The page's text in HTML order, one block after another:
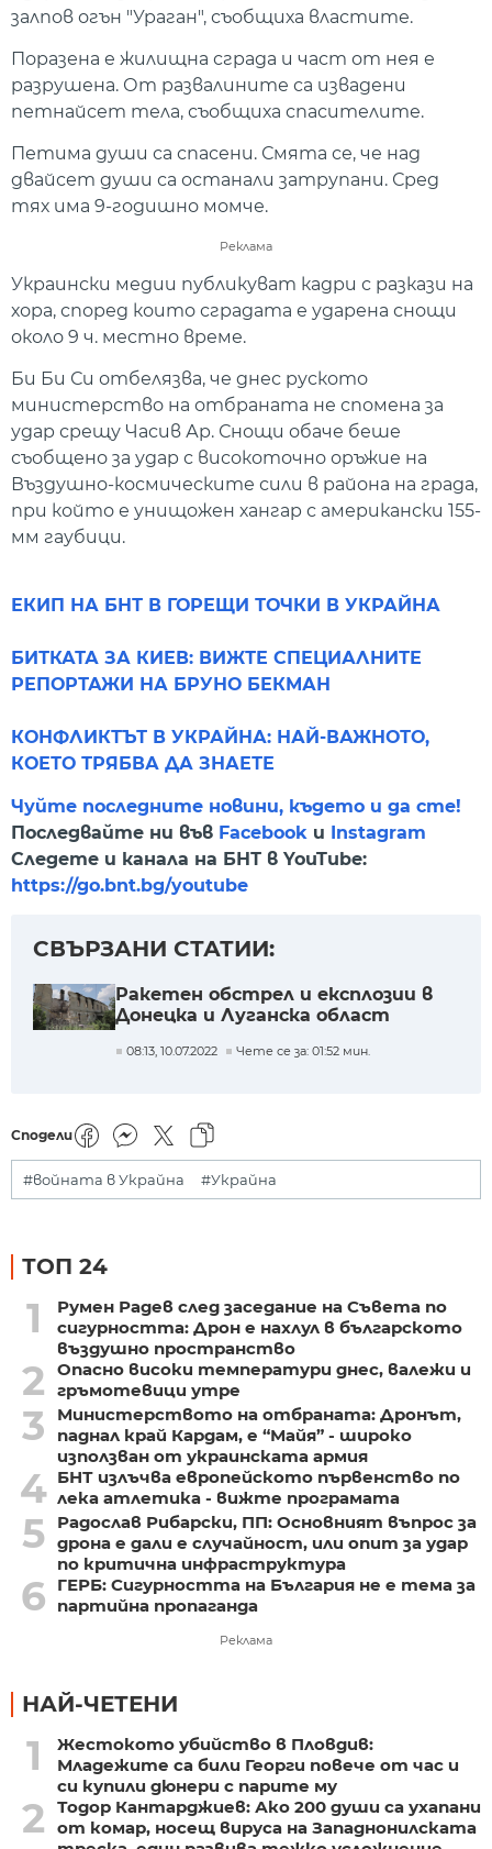
залпов огън "Ураган", съобщиха властите.
Поразена е жилищна сграда и част от нея е
разрушена. От развалините са извадени
петнайсет тела, съобщиха спасителите.
Петима души са спасени. Смята се, че над
двайсет души са останали затрупани. Сред
тях има 9-годишно момче.
Реклама
Украински медии публикуват кадри с разкази на
хора, според които сградата е ударена снощи
около 9 ч. местно време.
Би Би Си отбелязва, че днес руското
министерство на отбраната не спомена за
удар срещу Часив Ар. Снощи обаче беше
съобщено за удар с високоточно оръжие на
Въздушно-космическите сили в района на града,
при който е унищожен хангар с американски 155-
мм гаубици.
ЕКИП НА БНТ В ГОРЕЩИ ТОЧКИ В УКРАЙНА
БИТКАТА ЗА КИЕВ: ВИЖТЕ СПЕЦИАЛНИТЕ
РЕПОРТАЖИ НА БРУНО БЕКМАН
КОНФЛИКТЪТ В УКРАЙНА: НАЙ-ВАЖНОТО,
КОЕТО ТРЯБВА ДА ЗНАЕТЕ
Чуйте последните новини, където и да сте!
Последвайте ни във Facebook и Instagram
Следете и канала на БНТ в YouTube:
https://go.bnt.bg/youtube
СВЪРЗАНИ СТАТИИ:
Ракетен обстрел и експлозии в
Донецка и Луганска област
08:13, 10.07.2022 Чете се за: 01:52 мин.
Сподели
#войната в Украйна #Украйна
ТОП 24
1
Румен Радев след заседание на Съвета по
сигурността: Дрон е нахлул в българското
въздушно пространство
2
Опасно високи температури днес, валежи и
гръмотевици утре
3
Министерството на отбраната: Дронът,
паднал край Кардам, е “Майя” - широко
използван от украинската армия
4 БНТ излъчва европейското първенство по
лека атлетика - вижте програмата
5
Радослав Рибарски, ПП: Основният въпрос за
дрона е дали е случайност, или опит за удар
по критична инфраструктура
6
ГЕРБ: Сигурността на България не е тема за
партийна пропаганда
Реклама
НАЙ-ЧЕТЕНИ
1
Жестокото убийство в Пловдив:
Младежите са били Георги повече от час и
си купили дюнери с парите му
2
Тодор Кантарджиев: Ако 200 души са ухапани
от комар, носещ вируса на Западнонилската